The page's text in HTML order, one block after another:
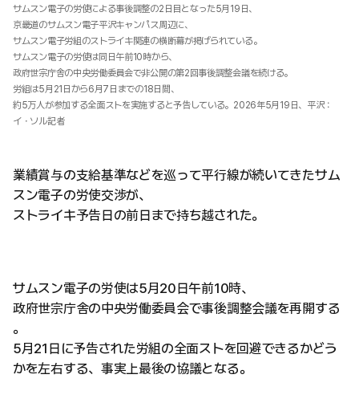
サムスン電子の労使による事後調整の2日目となった5月19日、
京畿道のサムスン電子平沢キャンパス周辺に、
サムスン電子労組のストライキ関連の横断幕が掲げられている。
サムスン電子の労使は同日午前10時から、
政府世宗庁舎の中央労働委員会で非公開の第2回事後調整会議を続ける。
労組は5月21日から6月7日までの18日間、
約5万人が参加する全面ストを実施すると予告している。2026年5月19日、平沢：
イ・ソル記者
業績賞与の支給基準などを巡って平行線が続いてきたサム
スン電子の労使交渉が、
ストライキ予告日の前日まで持ち越された。
サムスン電子の労使は5月20日午前10時、
政府世宗庁舎の中央労働委員会で事後調整会議を再開する
。
5月21日に予告された労組の全面ストを回避できるかどう
かを左右する、事実上最後の協議となる。